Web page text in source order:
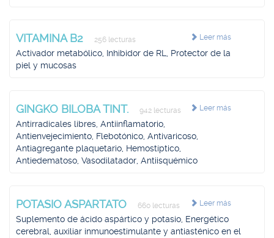
Leer más
VITAMINA B2 256 lecturas
Activador metabólico, Inhibidor de RL, Protector de la
piel y mucosas
Leer más
GINGKO BILOBA TINT. 942 lecturas
Antirradicales libres, Antiinflamatorio,
Antienvejecimiento, Flebotónico, Antivaricoso,
Antiagregante plaquetario, Hemostíptico,
Antiedematoso, Vasodilatador, Antiisquémico
Leer más
POTASIO ASPARTATO 660 lecturas
Suplemento de ácido aspártico y potasio, Energético
cerebral, auxiliar inmunoestimulante y antiasténico en el